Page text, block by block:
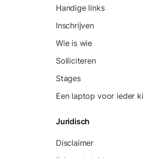
Handige links
Inschrijven
Wie is wie
Solliciteren
Stages
Een laptop voor ieder
Juridisch
Disclaimer